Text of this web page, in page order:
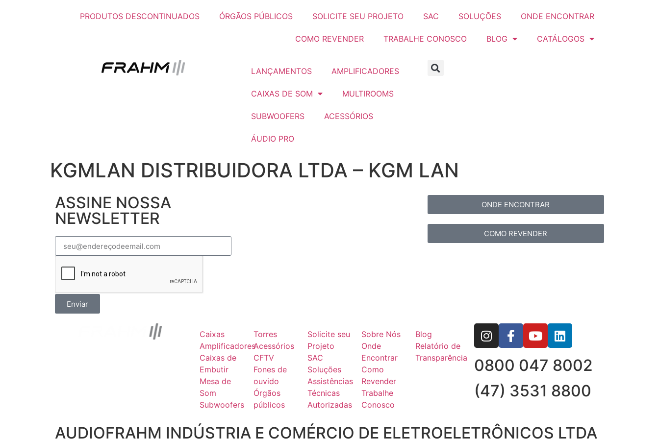
PRODUTOS DESCONTINUADOS ÓRGÃOS PÚBLICOS SOLICITE SEU PROJETO SAC SOLUÇÕES ONDE ENCONTRAR
COMO REVENDER TRABALHE CONOSCO BLOG CATÁLOGOS
LANÇAMENTOS AMPLIFICADORES
CAIXAS DE SOM MULTIROOMS
SUBWOOFERS ACESSÓRIOS
ÁUDIO PRO
KGMLAN DISTRIBUIDORA LTDA – KGM LAN
ASSINE NOSSA
NEWSLETTER
Enviar
ONDE ENCONTRAR
COMO REVENDER
Caixas
Amplificadores
Caixas de
Embutir
Mesa de
Som
Subwoofers
Torres
Acessórios
CFTV
Fones de
ouvido
Órgãos
públicos
Solicite seu
Projeto
SAC
Soluções
Assistências
Técnicas
Autorizadas
Sobre Nós
Onde
Encontrar
Como
Revender
Trabalhe
Conosco
Blog
Relatório de
Transparência
0800 047 8002
(47) 3531 8800
AUDIOFRAHM INDÚSTRIA E COMÉRCIO DE ELETROELETRÔNICOS LTDA